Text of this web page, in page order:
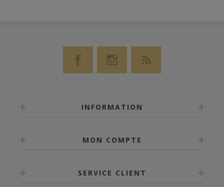
INFORMATION
MON COMPTE
SERVICE CLIENT